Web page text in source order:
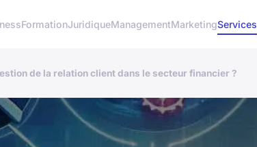
FormationJuridiqueManagementMarketingServices
de la relation client dans le secteur financier ?